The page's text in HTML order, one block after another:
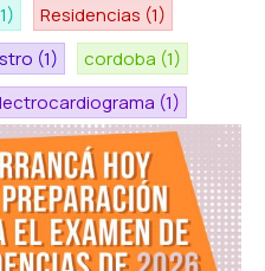
Residencias (1)
(1) cordoba (1)
(1)